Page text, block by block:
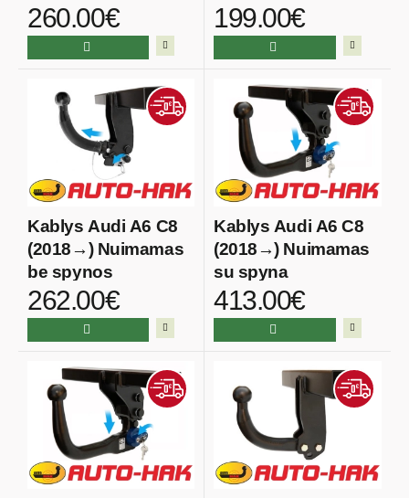
spynos
260.00€ 199.00€
Kablys Audi A6 C8
(2018→) Nuimamas
be spynos
262.00€
Kablys Audi A6 C8
(2018→) Nuimamas
su spyna
413.00€